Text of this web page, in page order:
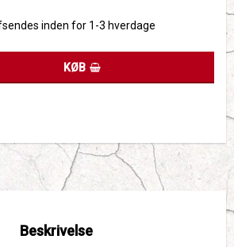
inden for 1-3 hverdage
KØB
Beskrivelse